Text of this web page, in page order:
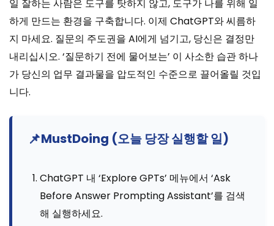
일 잘하는 사람은 도구를 탓하지 않고, 도구가 나를 위해 일
하게 만드는 환경을 구축합니다. 이제 ChatGPT와 씨름하
지 마세요. 질문의 주도권을 AI에게 넘기고, 당신은 결정만
내리십시오. ‘질문하기 전에 물어보는’ 이 사소한 습관 하나
가 당신의 업무 결과물을 압도적인 수준으로 끌어올릴 것입
니다.
📌MustDoing (오늘 당장 실행할 일)
ChatGPT 내 ‘Explore GPTs’ 메뉴에서 ‘Ask
Before Answer Prompting Assistant’를 검색
해 실행하세요.